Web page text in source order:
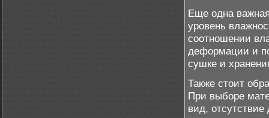
Еще одна
уровень
соотношении
деформации и
сушке и
Также стоит
При выборе
вид,